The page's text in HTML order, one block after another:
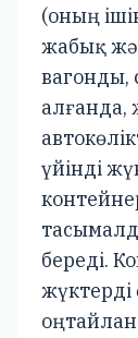
(оның
жабық
вагонды,
үйінді
береді.